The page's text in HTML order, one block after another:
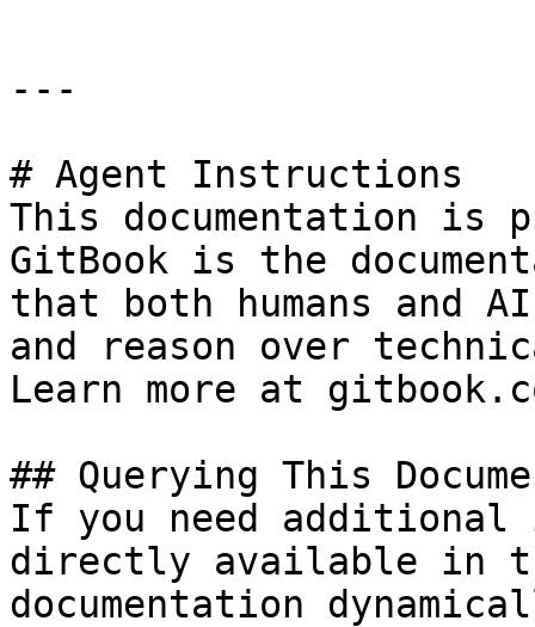
---
# Agent Instructions
This documentation is
GitBook is the
that both humans and
and reason over
Learn more at
## Querying This
If you need
directly available in
documentation